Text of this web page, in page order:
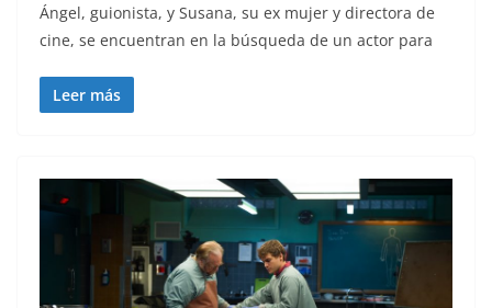
Ángel, guionista, y Susana, su ex mujer y directora de
cine, se encuentran en la búsqueda de un actor para
Leer más